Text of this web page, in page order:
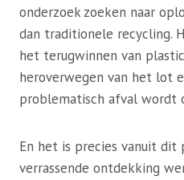
onderzoek zoeken naar
dan traditionele recycling.
het terugwinnen van
heroverwegen van het lot
problematisch afval wordt
En het is precies vanuit
verrassende ontdekking